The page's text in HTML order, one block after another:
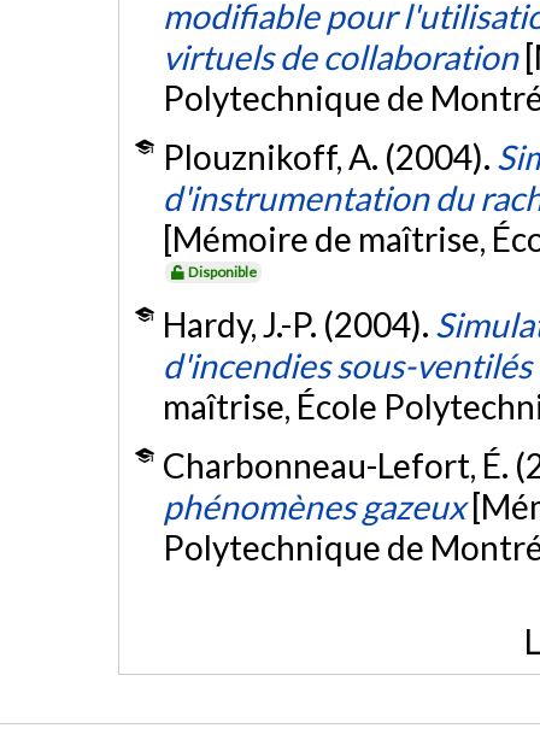
modifiable pour
virtuels de collaboration
Polytechnique de
Plouznikoff, A. (2004).
d'instrumentation du
[Mémoire de maîtrise,
Disponible
Hardy, J.-P. (2004).
d'incendies sous-ventilés
maîtrise, École
Charbonneau-Lefort, É.
phénomènes gazeux
Polytechnique de